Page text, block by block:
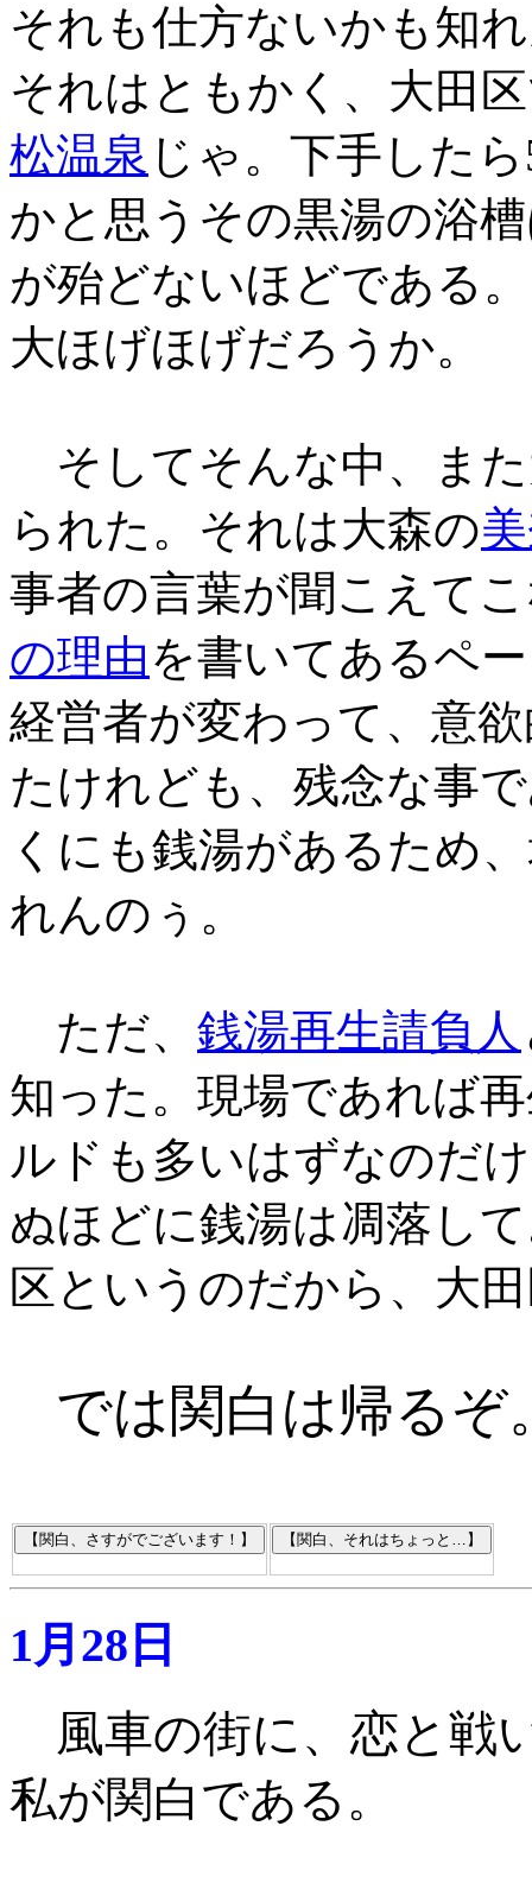
それも仕方ないかも知
それはともかく、大田
松温泉 じゃ。下手した
かと思うその黒湯の浴
が殆どないほどである
大ほげほげだろうか。
そしてそんな中、ま
られた。それは大森の
事者の言葉が聞こえて
の理由を書いてあるペ
経営者が変わって、意
たけれども、残念な事
くにも銭湯があるため
れんのぅ。
ただ、 銭湯再生請負人
知った。現場であれば
ルドも多いはずなのだ
ぬほどに銭湯は凋落し
区というのだから、大
では関白は帰るぞ
1月28日
風車の街に、恋と戦
私が関白である 。